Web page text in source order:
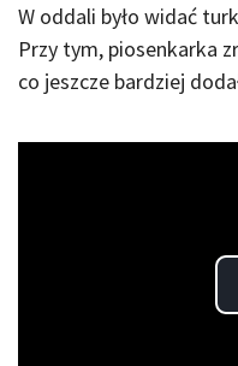
W oddali było widać
Przy tym, piosenkarka
co jeszcze bardziej